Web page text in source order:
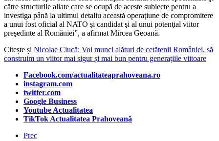
către structurile aliate care se ocupă de aceste subiecte pentru a
investiga până la ultimul detaliu această operaţiune de compromitere
a unui fost oficial al NATO şi candidat şi al unui potenţial viitor
preşedinte al României”, a afirmat Mircea Geoană.
Citește și Nicolae Ciucă: Voi munci alături de cetățenii României, să
construim un viitor mai sigur și mai bun pentru generațiile viitoare
Facebook.com/actualitateaprahoveana.ro
instagram.com
twitter.com
Google Business
Youtube Actualitatea
TikTok Actualitatea Prahoveană
Prec